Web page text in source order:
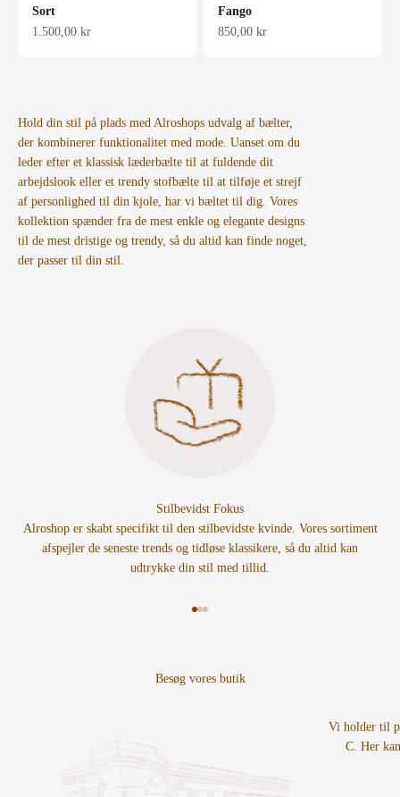
Sort
Salgspris
1.500,00 kr
Fango
Salgspris
850,00 kr
Hold din stil på plads med Alroshops udvalg af bælter,
der kombinerer funktionalitet med mode. Uanset om du
leder efter et klassisk læderbælte til at fuldende dit
arbejdslook eller et trendy stofbælte til at tilføje et strejf
af personlighed til din kjole, har vi bæltet til dig. Vores
kollektion spænder fra de mest enkle og elegante designs
til de mest dristige og trendy, så du altid kan finde noget,
der passer til din stil.
Stilbevidst Fokus
Alroshop er skabt specifikt til den stilbevidste kvinde. Vores sortiment
afspejler de seneste trends og tidløse klassikere, så du altid kan
udtrykke din stil med tillid.
Vi holder til
C. Her